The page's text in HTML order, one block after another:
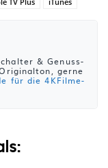
& Genuss-
gerne
für die 4KFilme-